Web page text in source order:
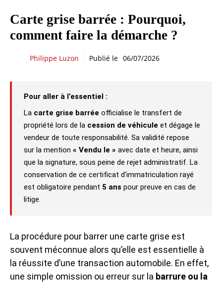
Carte grise barrée : Pourquoi,
comment faire la démarche ?
Philippe Luzon Publié le 06/07/2026
Pour aller à l’essentiel :
La carte grise barrée officialise le transfert de
propriété lors de la cession de véhicule et dégage le
vendeur de toute responsabilité. Sa validité repose
sur la mention « Vendu le » avec date et heure, ainsi
que la signature, sous peine de rejet administratif. La
conservation de ce certificat d’immatriculation rayé
est obligatoire pendant 5 ans pour preuve en cas de
litige.
La procédure pour barrer une carte grise est
souvent méconnue alors qu’elle est essentielle à
la réussite d’une transaction automobile. En effet,
une simple omission ou erreur sur la barrure ou la